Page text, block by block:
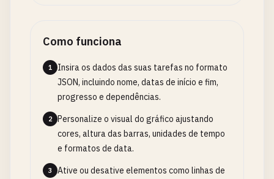
Como funciona
1
Insira os dados das suas tarefas no formato
JSON, incluindo nome, datas de início e fim,
progresso e dependências.
2
Personalize o visual do gráfico ajustando
cores, altura das barras, unidades de tempo
e formatos de data.
3
Ative ou desative elementos como linhas de